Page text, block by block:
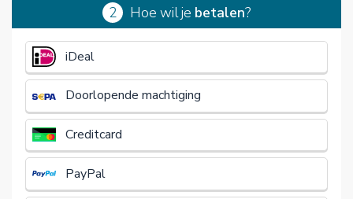
€
2 Hoe wil je betalen?
iDeal
Doorlopende machtiging
Creditcard
PayPal